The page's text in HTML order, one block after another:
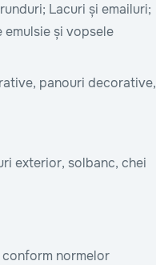
Lacuri și emailuri;
emulsie și vopsele
panouri decorative,
exterior, solbanc, chei
normelor